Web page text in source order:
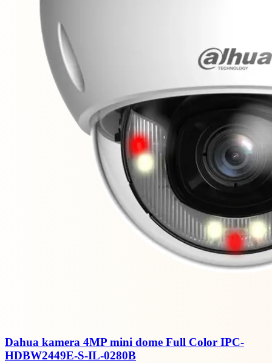
Dahua kamera 4MP mini dome Full Color IPC-
HDBW2449E-S-IL-0280B